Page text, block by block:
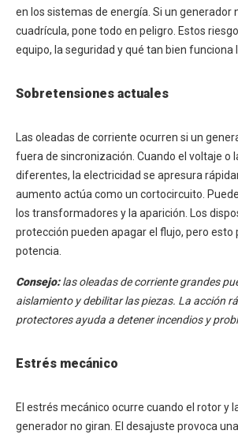
en los sistemas de energía. Si un generador
cuadrícula, pone todo en peligro. Estos
equipo, la seguridad y qué tan bien funciona
Sobretensiones actuales
Las oleadas de corriente ocurren si un
fuera de sincronización. Cuando el voltaje o
diferentes, la electricidad se apresura
aumento actúa como un cortocircuito.
los transformadores y la aparición. Los
protección pueden apagar el flujo, pero esto
potencia.
Consejo:las oleadas de corriente grandes
aislamiento y debilitar las piezas. La acción
protectores ayuda a detener incendios y
Estrés mecánico
El estrés mecánico ocurre cuando el rotor y
generador no giran. El desajuste provoca